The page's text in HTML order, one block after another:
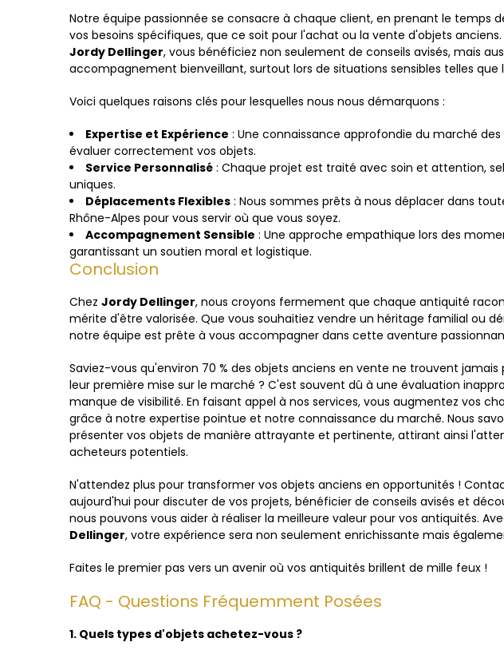
Notre équipe passionnée se consacre à chaque client, en prenant le temps
vos besoins spécifiques, que ce soit pour l'achat ou la vente d'objets anciens.
Jordy Dellinger, vous bénéficiez non seulement de conseils avisés, mais
accompagnement bienveillant, surtout lors de situations sensibles telles que
Voici quelques raisons clés pour lesquelles nous nous démarquons :
Expertise et Expérience : Une connaissance approfondie du marché
évaluer correctement vos objets.
Service Personnalisé : Chaque projet est traité avec soin et attention,
uniques.
Déplacements Flexibles : Nous sommes prêts à nous déplacer dans
Rhône-Alpes pour vous servir où que vous soyez.
Accompagnement Sensible : Une approche empathique lors des
garantissant un soutien moral et logistique.
Conclusion
Chez Jordy Dellinger, nous croyons fermement que chaque antiquité
mérite d'être valorisée. Que vous souhaitiez vendre un héritage familial ou
notre équipe est prête à vous accompagner dans cette aventure
Saviez-vous qu'environ 70 % des objets anciens en vente ne trouvent jamais
leur première mise sur le marché ? C'est souvent dû à une évaluation
manque de visibilité. En faisant appel à nos services, vous augmentez vos
grâce à notre expertise pointue et notre connaissance du marché. Nous
présenter vos objets de manière attrayante et pertinente, attirant ainsi
acheteurs potentiels.
N'attendez plus pour transformer vos objets anciens en opportunités !
aujourd'hui pour discuter de vos projets, bénéficier de conseils avisés et
nous pouvons vous aider à réaliser la meilleure valeur pour vos antiquités.
Dellinger, votre expérience sera non seulement enrichissante mais
Faites le premier pas vers un avenir où vos antiquités brillent de mille feux !
FAQ - Questions Fréquemment Posées
1. Quels types d'objets achetez-vous ?